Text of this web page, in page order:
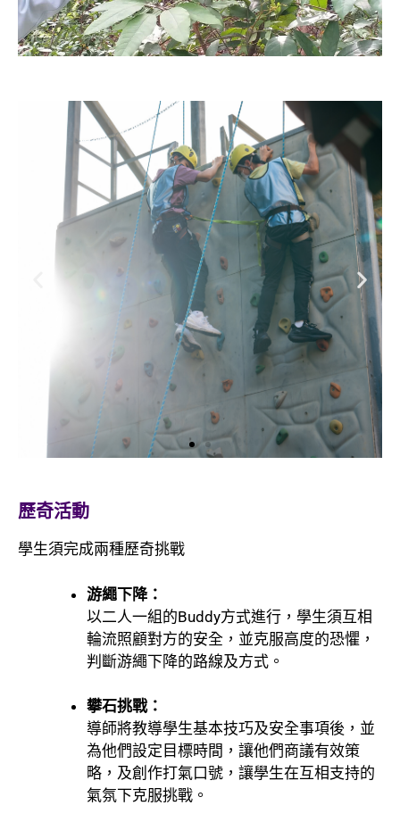
歷奇活動
學生須完成兩種歷奇挑戰
游繩下降：
以二人一組的Buddy方式進行，學生須互相
輪流照顧對方的安全，並克服高度的恐懼，
判斷游繩下降的路線及方式。
攀石挑戰：
導師將教導學生基本技巧及安全事項後，並
為他們設定目標時間，讓他們商議有效策
略，及創作打氣口號，讓學生在互相支持的
氣氛下克服挑戰。